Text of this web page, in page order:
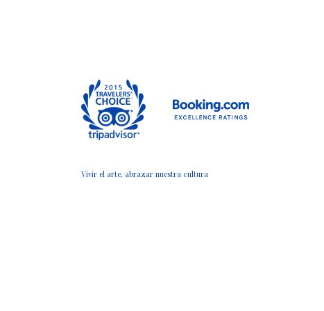
Vivir el arte, abrazar nuestra cultura